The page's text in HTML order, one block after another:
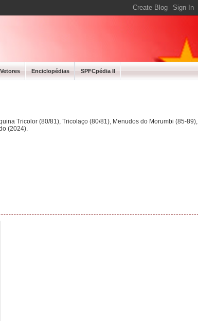
Vetores Enciclopédias SPFCpédia II
Tricolor (80/81), Tricolaço (80/81), Menudos do Morumbi (85-
(2024).